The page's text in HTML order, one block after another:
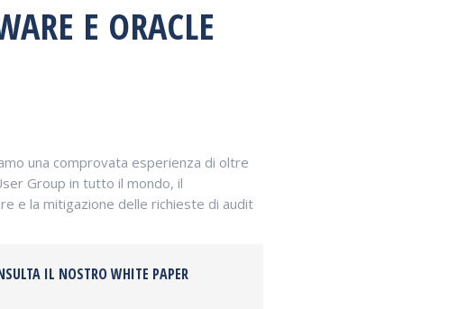
E ORACLE
una comprovata esperienza di oltre
Group in tutto il mondo, il
e la mitigazione delle richieste di audit
IL NOSTROWHITE PAPER